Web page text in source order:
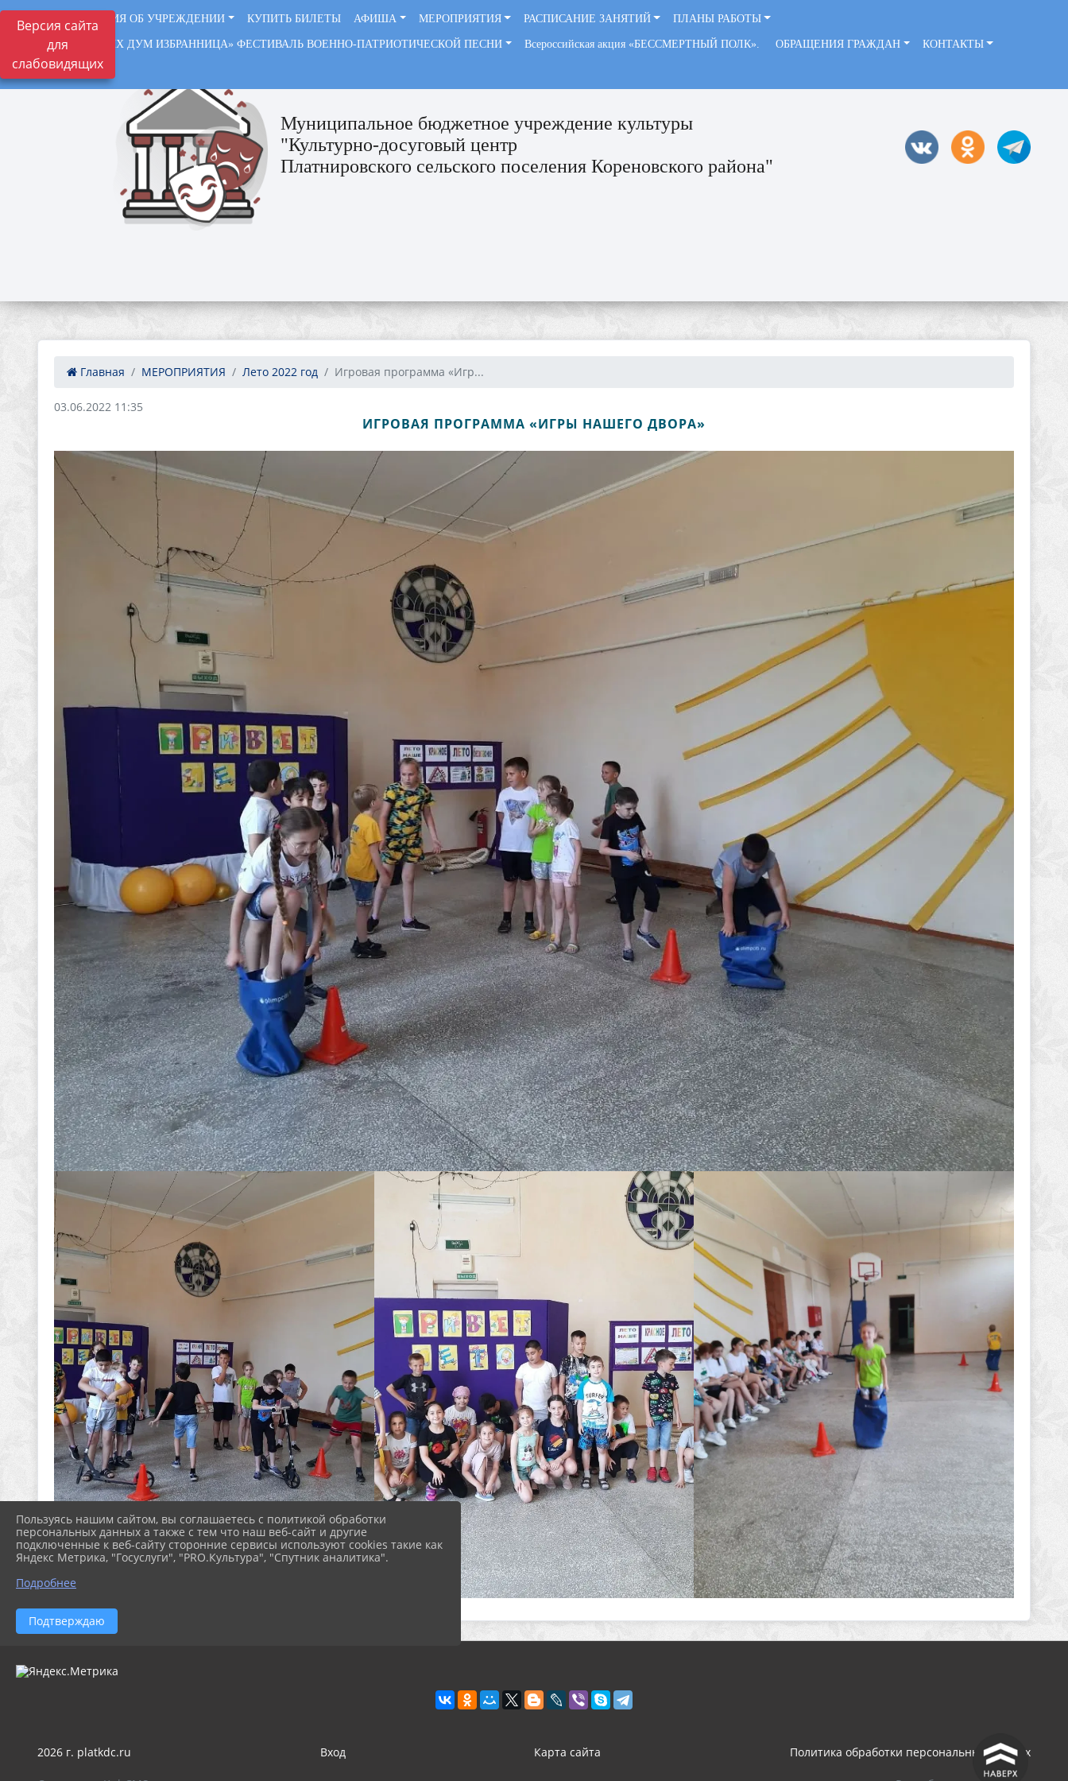
Версия сайта
для
слабовидящих
Муниципальное бюджетное учреждение культуры
"Культурно-досуговый центр
Платнировского сельского поселения Кореновского района"
СВЕДЕНИЯ ОБ УЧРЕЖДЕНИИ КУПИТЬ БИЛЕТЫ АФИША МЕРОПРИЯТИЯ РАСПИСАНИЕ ЗАНЯТИЙ ПЛАНЫ РАБОТЫ
«СОЛДАТСКИХ ДУМ ИЗБРАННИЦА» ФЕСТИВАЛЬ ВОЕННО-ПАТРИОТИЧЕСКОЙ ПЕСНИ Всероссийская акция «БЕССМЕРТНЫЙ ПОЛК». ОБРАЩЕНИЯ ГРАЖДАН КОНТАКТЫ
ВАЖНО
Главная МЕРОПРИЯТИЯ Лето 2022 год Игровая программа «Игр...
03.06.2022 11:35
ИГРОВАЯ ПРОГРАММА «ИГРЫ НАШЕГО ДВОРА»
^
2026 г. platkdc.ru Вход Карта сайта Политика обработки персональных данных
Пользуясь нашим сайтом, вы соглашаетесь с политикой обработки
персональных данных а также с тем что наш веб-сайт и другие
подключенные к веб-сайту сторонние сервисы используют cookies такие как
Яндекс Метрика, "Госуслуги", "PRO.Культура", "Спутник аналитика".
Подробнее
Подтверждаю